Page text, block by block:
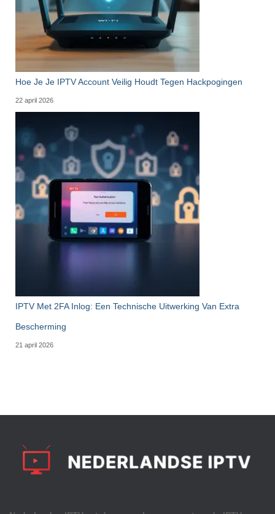
Hoe Je Je IPTV Account Veilig Houdt Tegen Hackpogingen
22 april 2026
IPTV Met 2FA Inlog: Een Technische Uitwerking Van Extra
Bescherming
21 april 2026